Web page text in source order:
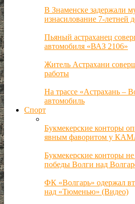
В Знаменске задержали
изнасилование 7-летней
Пьяный астраханец
автомобиля «ВАЗ 2106»
Житель Астрахани
работы
На трассе «Астрахань –
автомобиль
Спорт
Букмекерские конторы
явным фаворитом у
Букмекерские конторы
победы Волги над
ФК «Волгарь» одержал
над «Тюменью» (Видео)